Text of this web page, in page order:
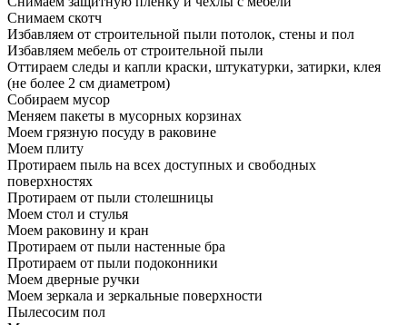
Снимаем скотч
Избавляем от строительной пыли потолок, стены и пол
Избавляем мебель от строительной пыли
Оттираем следы и капли краски, штукатурки, затирки, клея
(не более 2 см диаметром)
Собираем мусор
Меняем пакеты в мусорных корзинах
Моем грязную посуду в раковине
Моем плиту
Протираем пыль на всех доступных и свободных
поверхностях
Протираем от пыли столешницы
Моем стол и стулья
Моем раковину и кран
Протираем от пыли настенные бра
Протираем от пыли подоконники
Моем дверные ручки
Моем зеркала и зеркальные поверхности
Пылесосим пол